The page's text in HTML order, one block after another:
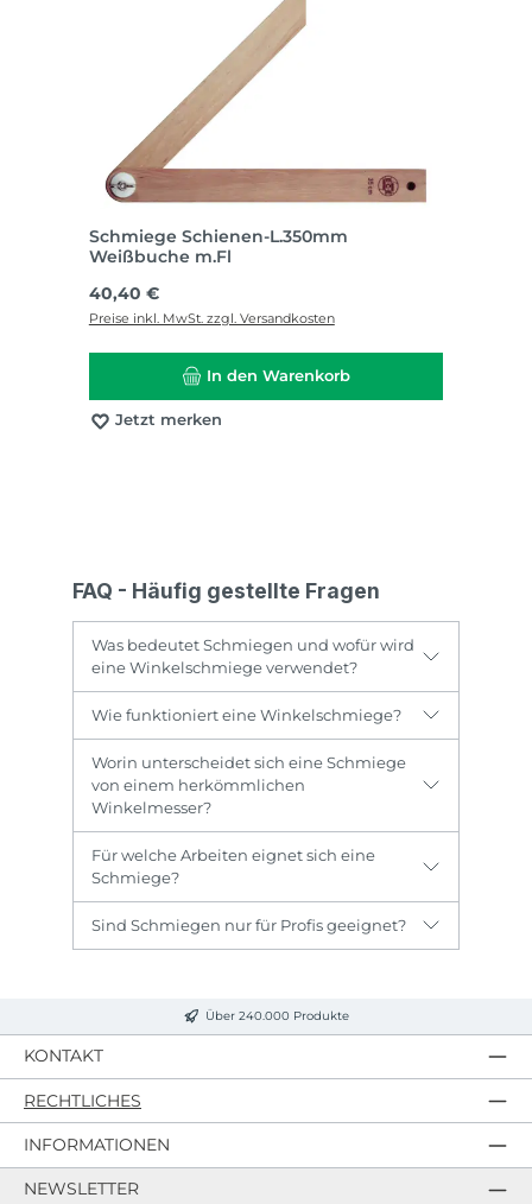
Schmiege Schienen-L.350mm
Weißbuche m.Fl
Regulärer Preis:
40,40 €
Preise inkl. MwSt. zzgl. Versandkosten
In den Warenkorb
Jetzt merken
FAQ - Häufig gestellte Fragen
Was bedeutet Schmiegen und wofür wird
eine Winkelschmiege verwendet?
Wie funktioniert eine Winkelschmiege?
Worin unterscheidet sich eine Schmiege
von einem herkömmlichen
Winkelmesser?
Für welche Arbeiten eignet sich eine
Schmiege?
Sind Schmiegen nur für Profis geeignet?
Über 240.000 Produkte
KONTAKT
RECHTLICHES
INFORMATIONEN
NEWSLETTER